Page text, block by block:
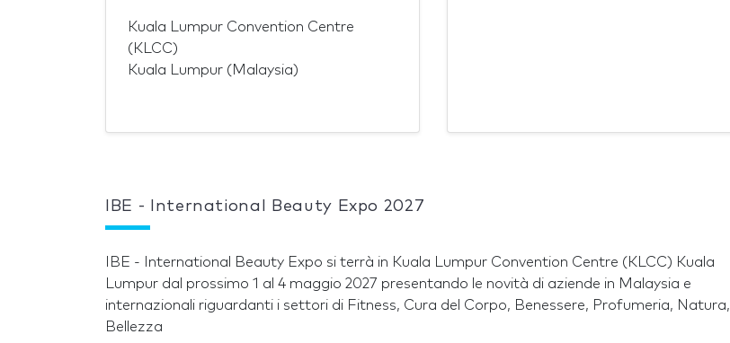
Kuala Lumpur Convention Centre
(KLCC)
Kuala Lumpur (Malaysia)
IBE - International Beauty Expo 2027
IBE - International Beauty Expo si terrà in Kuala Lumpur Convention Centre (KLCC) Kuala
Lumpur dal prossimo 1 al 4 maggio 2027 presentando le novità di aziende in Malaysia e
internazionali riguardanti i settori di Fitness, Cura del Corpo, Benessere, Profumeria, Natura,
Bellezza